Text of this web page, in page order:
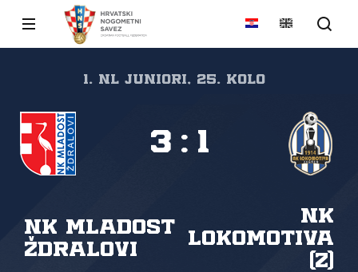
1. NL juniori, 25. kolo
NK Mladost
Ždralovi
NK
Lokomotiva
(Z)
3 : 1